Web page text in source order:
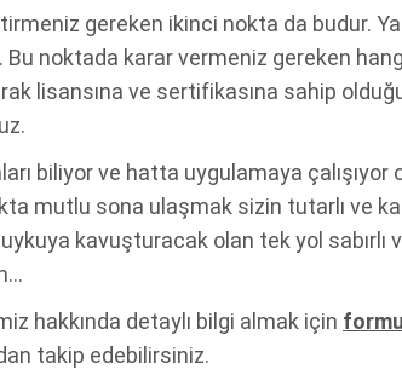
gereken ikinci nokta da budur.
noktada karar vermeniz gereken
lisansına ve sertifikasına sahip
biliyor ve hatta uygulamaya
mutlu sona ulaşmak sizin tutarlı ve
kavuşturacak olan tek yol sabırlı
hakkında detaylı bilgi almak için
takip edebilirsiniz.